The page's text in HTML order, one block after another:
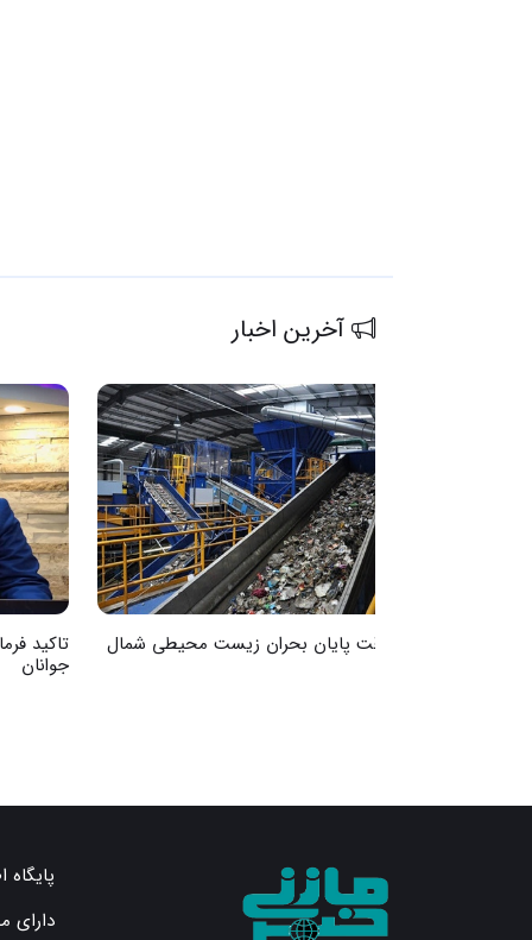
آخرین اخبار
به‌وقت پایان بحران زیست محیطی شمال تاکید
جوانان
دارای